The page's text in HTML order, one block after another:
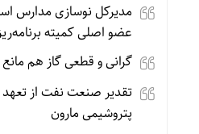
مدیرکل نوسازی مدارس
عضو اصلی کمیته
گرانی و قطعی گاز هم
تقدیر صنعت نفت از
پتروشیمی مارون